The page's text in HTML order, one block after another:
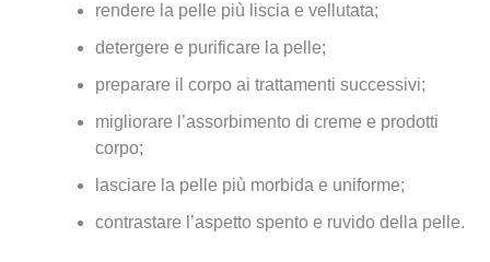
rendere la pelle più liscia e vellutata;
detergere e purificare la pelle;
preparare il corpo ai trattamenti successivi;
migliorare l’assorbimento di creme e prodotti
corpo;
lasciare la pelle più morbida e uniforme;
contrastare l’aspetto spento e ruvido della pelle.